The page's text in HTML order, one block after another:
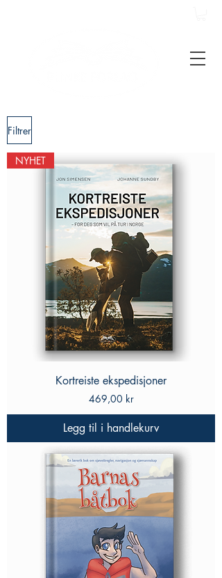
Filtrer
NYHET
Kortreiste ekspedisjoner
Pris
469,00 kr
Legg til i handlekurv